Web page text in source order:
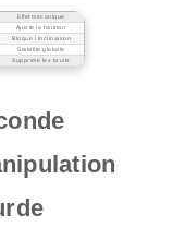
Effet mecanique
Ajuste la hauteur
Bloque l inclinaison
Stabilite globale
Supprime les bruits